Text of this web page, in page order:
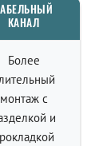
КАНАЛ
Более
монтаж с
и